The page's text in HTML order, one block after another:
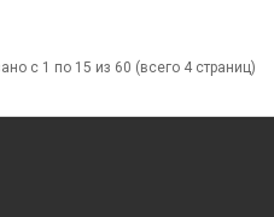
с 1 по 15 из 60 (всего 4 страниц)